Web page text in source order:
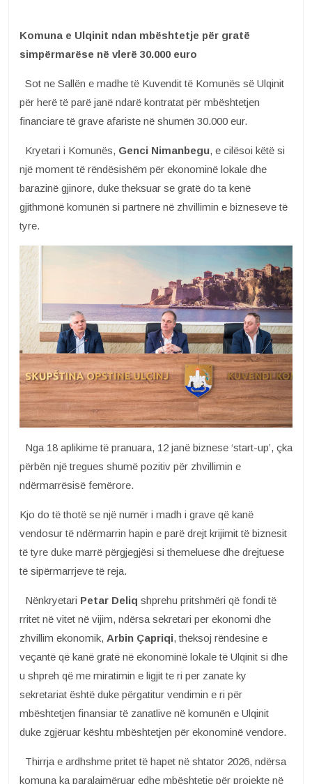
Komuna e Ulqinit ndan mbështetje për gratë
simpërmarëse në vlerë 30.000 euro
Sot ne Sallën e madhe të Kuvendit të Komunës së Ulqinit
për herë të parë janë ndarë kontratat për mbështetjen
financiare të grave afariste në shumën 30.000 eur.
Kryetari i Komunës, Genci Nimanbegu, e cilësoi këtë si
një moment të rëndësishëm për ekonominë lokale dhe
barazinë gjinore, duke theksuar se gratë do ta kenë
gjithmonë komunën si partnere në zhvillimin e bizneseve të
tyre.
Nga 18 aplikime të pranuara, 12 janë biznese ‘start-up’, çka
përbën një tregues shumë pozitiv për zhvillimin e
ndërmarrësisë femërore.
Kjo do të thotë se një numër i madh i grave që kanë
vendosur të ndërmarrin hapin e parë drejt krijimit të biznesit
të tyre duke marrë përgjegjësi si themeluese dhe drejtuese
të sipërmarrjeve të reja.
Nënkryetari Petar Deliq shprehu pritshmëri që fondi të
rritet në vitet në vijim, ndërsa sekretari per ekonomi dhe
zhvillim ekonomik, Arbin Çapriqi, theksoj rëndesine e
veçantë që kanë gratë në ekonominë lokale të Ulqinit si dhe
u shpreh që me miratimin e ligjit te ri per zanate ky
sekretariat është duke përgatitur vendimin e ri për
mbështetjen finansiar të zanatlive në komunën e Ulqinit
duke zgjëruar kështu mbështetjen për ekonominë vendore.
Thirrja e ardhshme pritet të hapet në shtator 2026, ndërsa
komuna ka paralajmëruar edhe mbështetje për projekte në